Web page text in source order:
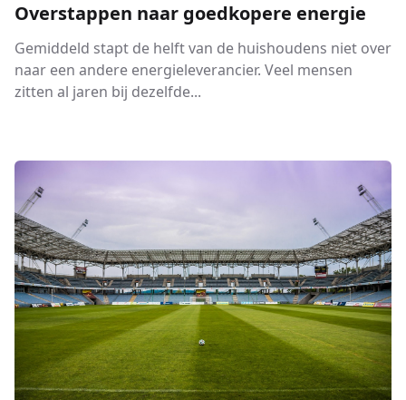
Overstappen naar goedkopere energie
Gemiddeld stapt de helft van de huishoudens niet over
naar een andere energieleverancier. Veel mensen
zitten al jaren bij dezelfde...